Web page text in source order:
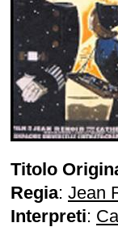
Titolo
Regia: Jean
Interpreti: